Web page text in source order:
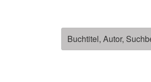
Suchen